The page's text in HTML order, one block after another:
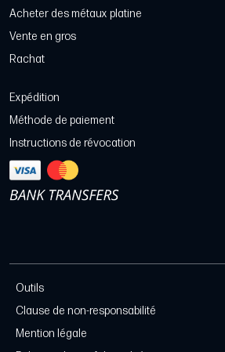
Acheter des métaux platine
Vente en gros
Rachat
Expédition
Méthode de paiement
Instructions de révocation
Outils
Clause de non-responsabilité
Mention légale